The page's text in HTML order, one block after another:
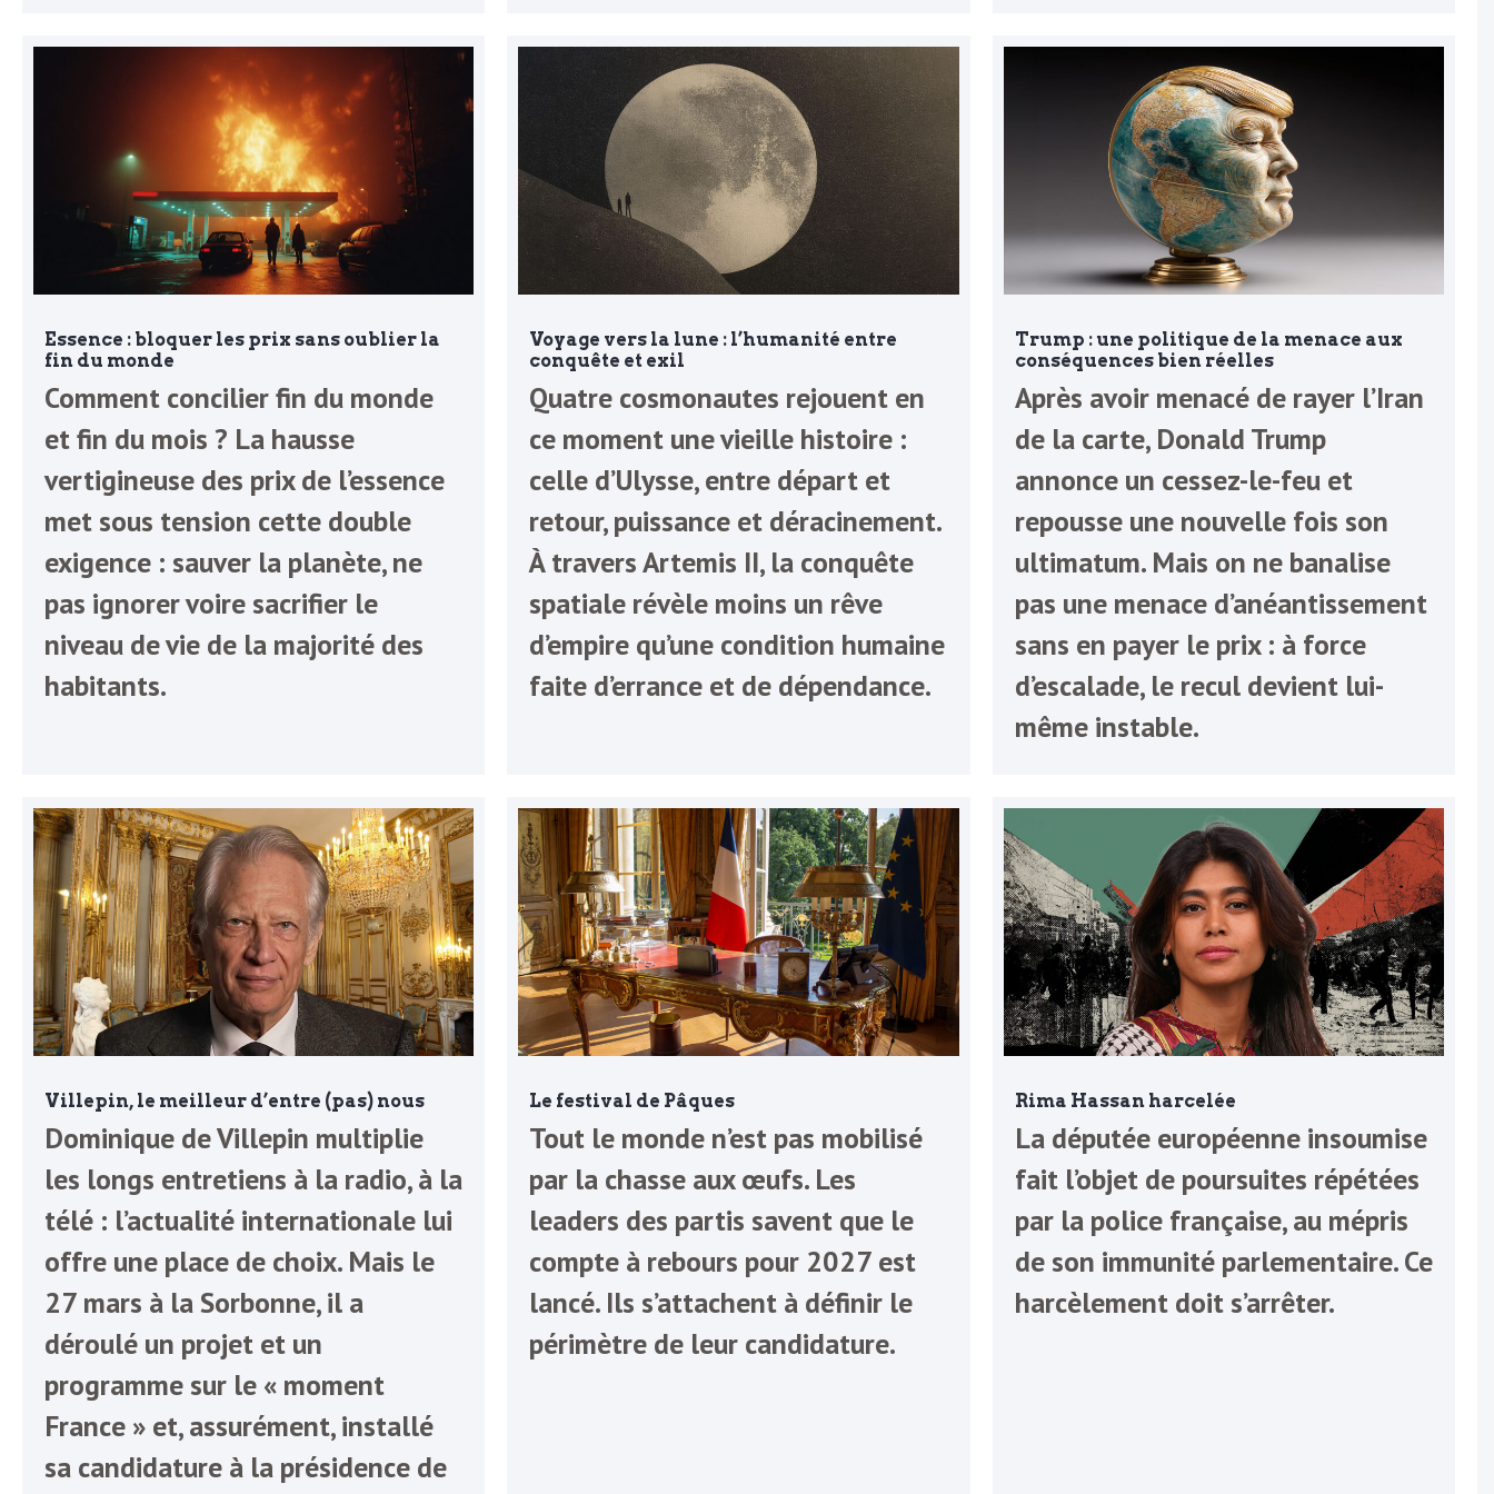
L
e
t
t
r
e
d
e
R
e
g
r
d
s
Essence : bloquer les prix sans oublier la
fin du monde
Comment concilier fin du monde
et fin du mois ? La hausse
vertigineuse des prix de l’essence
met sous tension cette double
exigence : sauver la planète, ne
pas ignorer voire sacrifier le
niveau de vie de la majorité des
habitants.
Voyage vers la lune : l’humanité entre
conquête et exil
Quatre cosmonautes rejouent en
ce moment une vieille histoire :
celle d’Ulysse, entre départ et
retour, puissance et déracinement.
À travers Artemis II, la conquête
spatiale révèle moins un rêve
d’empire qu’une condition humaine
faite d’errance et de dépendance.
Trump : une politique de la menace aux
conséquences bien réelles
Après avoir menacé de rayer l’Iran
de la carte, Donald Trump
annonce un cessez-le-feu et
repousse une nouvelle fois son
ultimatum. Mais on ne banalise
pas une menace d’anéantissement
sans en payer le prix : à force
d’escalade, le recul devient lui-
même instable.
Villepin, le meilleur d’entre (pas) nous
Dominique de Villepin multiplie
les longs entretiens à la radio, à la
télé : l’actualité internationale lui
offre une place de choix. Mais le
27 mars à la Sorbonne, il a
déroulé un projet et un
programme sur le « moment
France » et, assurément, installé
sa candidature à la présidence de
Le festival de Pâques
Tout le monde n’est pas mobilisé
par la chasse aux œufs. Les
leaders des partis savent que le
compte à rebours pour 2027 est
lancé. Ils s’attachent à définir le
périmètre de leur candidature.
Rima Hassan harcelée
La députée européenne insoumise
fait l’objet de poursuites répétées
par la police française, au mépris
de son immunité parlementaire. Ce
harcèlement doit s’arrêter.